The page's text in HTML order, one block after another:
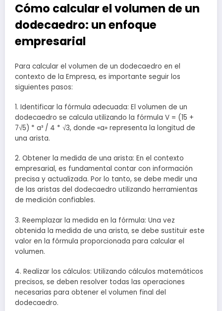
Cómo calcular el volumen de un
dodecaedro: un enfoque
empresarial
Para calcular el volumen de un dodecaedro en el
contexto de la Empresa, es importante seguir los
siguientes pasos:
1. Identificar la fórmula adecuada: El volumen de un
dodecaedro se calcula utilizando la fórmula V = (15 +
7√5) * a³ / 4 * √3, donde «a» representa la longitud de
una arista.
2. Obtener la medida de una arista: En el contexto
empresarial, es fundamental contar con información
precisa y actualizada. Por lo tanto, se debe medir una
de las aristas del dodecaedro utilizando herramientas
de medición confiables.
3. Reemplazar la medida en la fórmula: Una vez
obtenida la medida de una arista, se debe sustituir este
valor en la fórmula proporcionada para calcular el
volumen.
4. Realizar los cálculos: Utilizando cálculos matemáticos
precisos, se deben resolver todas las operaciones
necesarias para obtener el volumen final del
dodecaedro.